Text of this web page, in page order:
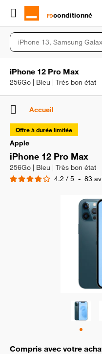
rɘconditionné
iPhone 12 Pro Max
256Go | Bleu | Très bon état
Accueil
Apple
iPhone 12 Pro Max
256Go | Bleu | Très bon état
4.2 / 5 - 83
Offre à durée limitée
Compris avec votre